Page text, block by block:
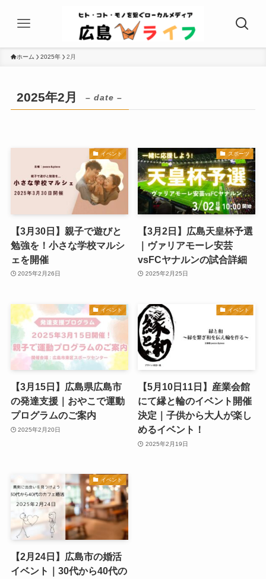
ホーム 2025年 2月
2025年2月 – date –
イベント
【3月30日】親子で遊びと
勉強を！小さな学校マルシ
ェを開催
2025年2月26日
スポーツ
【3月2日】広島天皇杯予選
｜ヴァリアモーレ安芸
vsFCヤナルンの試合詳細
2025年2月25日
イベント
【3月15日】広島県広島市
の発達支援｜おやこで運動
プログラムのご案内
2025年2月20日
イベント
【5月10日11日】産業会館
にて縁と輪のイベント開催
決定｜子供から大人が楽し
めるイベント！
2025年2月19日
イベント
【2月24日】広島市の婚活
イベント｜30代から40代の